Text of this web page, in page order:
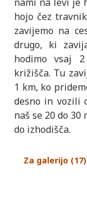
hojo čez
zavijemo na
drugo, ki
hodimo vsaj
križišča. Tu
1 km, ko
desno in vozili
naš se 20 do
do izhodišča.
Za galerijo